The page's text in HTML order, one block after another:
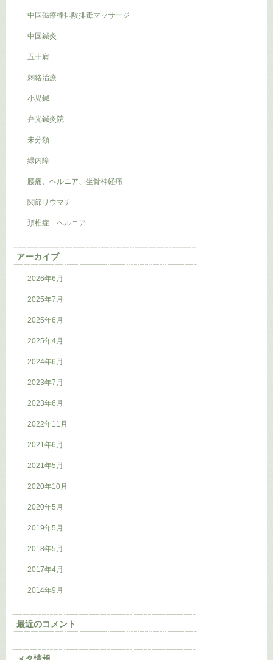
中国磁療棒排酸排毒マッサージ
中国鍼灸
五十肩
刺絡治療
小児鍼
弁光鍼灸院
未分類
緑内障
腰痛、ヘルニア、坐骨神経痛
関節リウマチ
頚椎症 ヘルニア
アーカイブ
2026年6月
2025年7月
2025年6月
2025年4月
2024年6月
2023年7月
2023年6月
2022年11月
2021年6月
2021年5月
2020年10月
2020年5月
2019年5月
2018年5月
2017年4月
2014年9月
最近のコメント